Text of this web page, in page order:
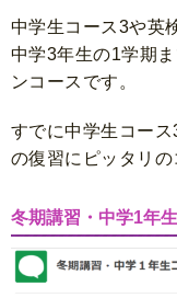
中学生コース3や英
中学3年生の1学期
ンコースです。
すでに中学生コー
の復習にピッタリの
冬期講習・中学1年